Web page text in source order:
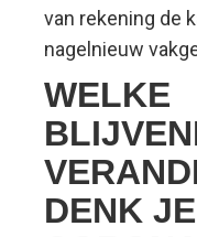
van rekening de
nagelnieuw
WELKE
DENK